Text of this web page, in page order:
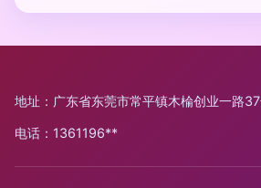
地址：广东省东莞市常平镇木棆创业一路
电话：1361196**